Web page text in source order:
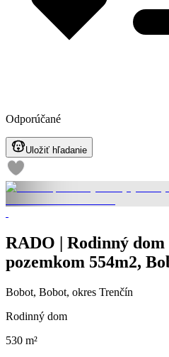
Odporúčané
Uložiť hľadanie
RADO | Rodinný dom
pozemkom 554m2,
Bobot, Bobot, okres Trenčín
Rodinný dom
530 m²